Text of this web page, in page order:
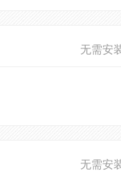
无需安
无需安